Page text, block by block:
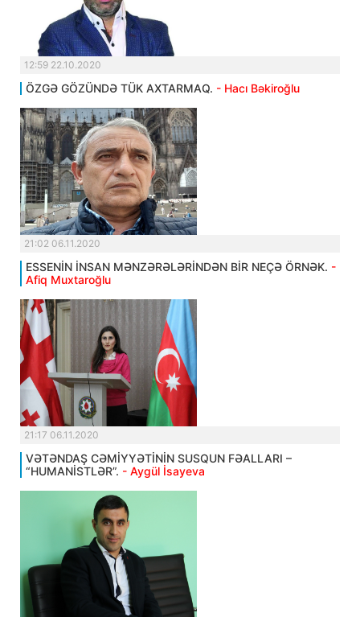
12:59 22.10.2020
ÖZGƏ GÖZÜNDƏ TÜK AXTARMAQ. - Hacı Bəkiroğlu
21:02 06.11.2020
ESSENİN İNSAN MƏNZƏRƏLƏRİNDƏN BİR NEÇƏ ÖRNƏK. -
Afiq Muxtaroğlu
21:17 06.11.2020
VƏTƏNDAŞ CƏMİYYƏTİNİN SUSQUN FƏALLARI –
“HUMANİSTLƏR”. - Aygül İsayeva